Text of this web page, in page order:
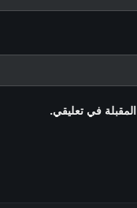
في تعليقي.